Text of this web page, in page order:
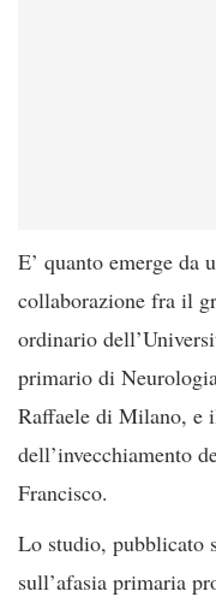
E’ quanto emerge da
collaborazione fra il
ordinario
primario di
Raffaele di Milano, e
dell’invecchiamento
Francisco.
Lo studio, pubblicato
sull’afasia primaria